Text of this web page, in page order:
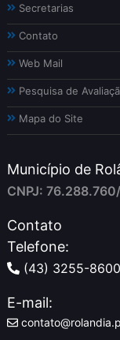
Secretarias
Contato
Web Mail
Pesquisa de
Mapa do Site
Município de
CNPJ:
Contato
Telefone:
(43) 3255-8600
E-mail: